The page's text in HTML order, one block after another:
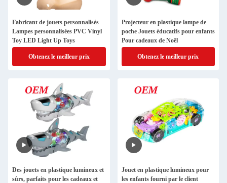
Fabricant de jouets personnalisés
Lampes personnalisées PVC Vinyl
Toy LED Light Up Toys
Obtenez le meilleur prix
Projecteur en plastique lampe de
poche Jouets éducatifs pour enfants
Pour cadeaux de Noël
Obtenez le meilleur prix
Des jouets en plastique lumineux et
sûrs, parfaits pour les cadeaux et
Jouet en plastique lumineux pour
les enfants fourni par le client